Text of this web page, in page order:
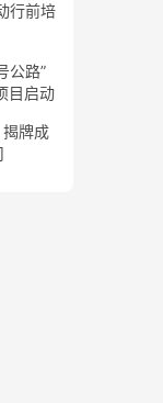
行前培
公路”
目启动
牌成